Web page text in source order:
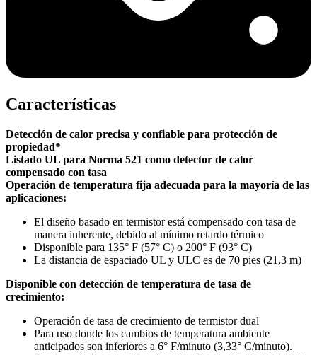
Características
Detección de calor precisa y confiable para protección de
propiedad*
Listado UL para Norma 521 como detector de calor
compensado con tasa
Operación de temperatura fija adecuada para la mayoría de las
aplicaciones:
El diseño basado en termistor está compensado con tasa de
manera inherente, debido al mínimo retardo térmico
Disponible para 135° F (57° C) o 200° F (93° C)
La distancia de espaciado UL y ULC es de 70 pies (21,3 m)
Disponible con detección de temperatura de tasa de
crecimiento:
Operación de tasa de crecimiento de termistor dual
Para uso donde los cambios de temperatura ambiente
anticipados son inferiores a 6° F/minuto (3,33° C/minuto).